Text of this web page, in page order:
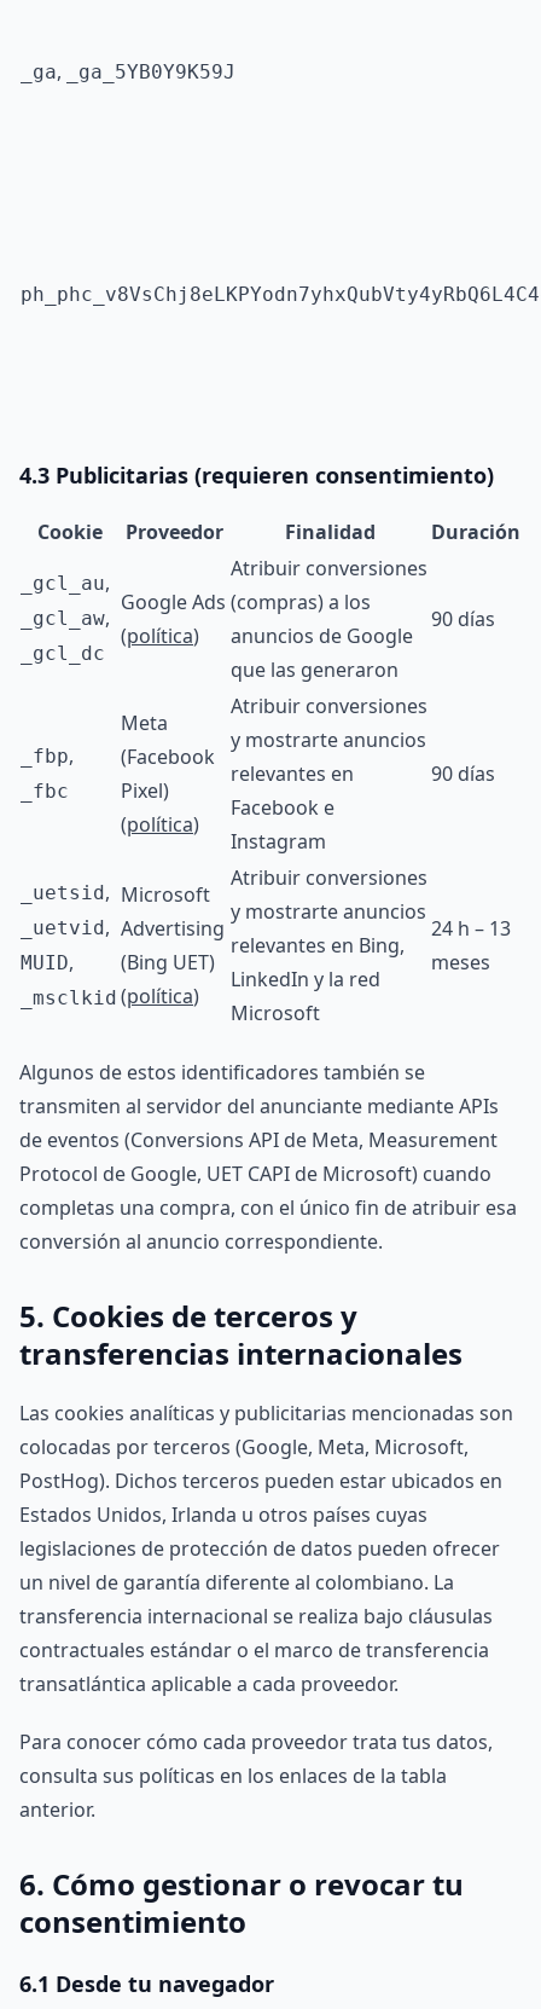
_ga, _ga_5YB0Y9K59J
4.3 Publicitarias (requieren consentimiento)
Cookie Proveedor Finalidad Duración
_gcl_au,
_gcl_aw,
_gcl_dc
Google Ads
(política)
Atribuir conversiones
(compras) a los
anuncios de Google
que las generaron
90 días
_fbp,
_fbc
Meta
(Facebook
Pixel)
(política)
Atribuir conversiones
y mostrarte anuncios
relevantes en
Facebook e
Instagram
90 días
_uetsid ,
_uetvid ,
MUID,
_msclkid
Microsoft
Advertising
(Bing UET)
(política)
Atribuir conversiones
y mostrarte anuncios
relevantes en Bing,
LinkedIn y la red
Microsoft
24 h – 13
meses
Algunos de estos identificadores también se
transmiten al servidor del anunciante mediante APIs
de eventos (Conversions API de Meta, Measurement
Protocol de Google, UET CAPI de Microsoft) cuando
completas una compra, con el único fin de atribuir esa
conversión al anuncio correspondiente.
5. Cookies de terceros y
transferencias internacionales
Las cookies analíticas y publicitarias mencionadas son
colocadas por terceros (Google, Meta, Microsoft,
PostHog). Dichos terceros pueden estar ubicados en
Estados Unidos, Irlanda u otros países cuyas
legislaciones de protección de datos pueden ofrecer
un nivel de garantía diferente al colombiano. La
transferencia internacional se realiza bajo cláusulas
contractuales estándar o el marco de transferencia
transatlántica aplicable a cada proveedor.
Para conocer cómo cada proveedor trata tus datos,
consulta sus políticas en los enlaces de la tabla
anterior.
6. Cómo gestionar o revocar tu
consentimiento
6.1 Desde tu navegador